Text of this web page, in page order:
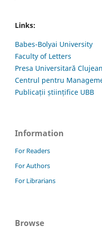
Links:
Babes-Bolyai University
Faculty of Letters
Presa Universitară
Centrul pentru
Publicații științifice UBB
Information
For Readers
For Authors
For Librarians
Browse